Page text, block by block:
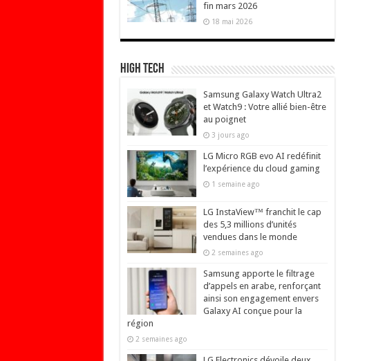
fin mars 2026
18 mai 2026
High Tech
Samsung Galaxy Watch Ultra2
et Watch9 : Votre allié bien-être
au poignet
3 jours ago
LG Micro RGB evo AI redéfinit
l’expérience du cloud gaming
1 semaine ago
LG InstaView™ franchit le cap
des 5,3 millions d’unités
vendues dans le monde
2 semaines ago
Samsung apporte le filtrage
d’appels en arabe, renforçant
ainsi son engagement envers
Galaxy AI conçue pour la
région
2 semaines ago